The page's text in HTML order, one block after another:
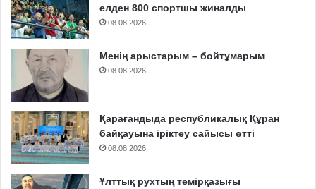
елден 800 спортшы жиналды
08.08.2026
Менің арыстарым – бойтұмарым
08.08.2026
Қарағандыда республикалық Құран
байқауына іріктеу сайысы өтті
08.08.2026
Ұлттық рухтың темірқазығы